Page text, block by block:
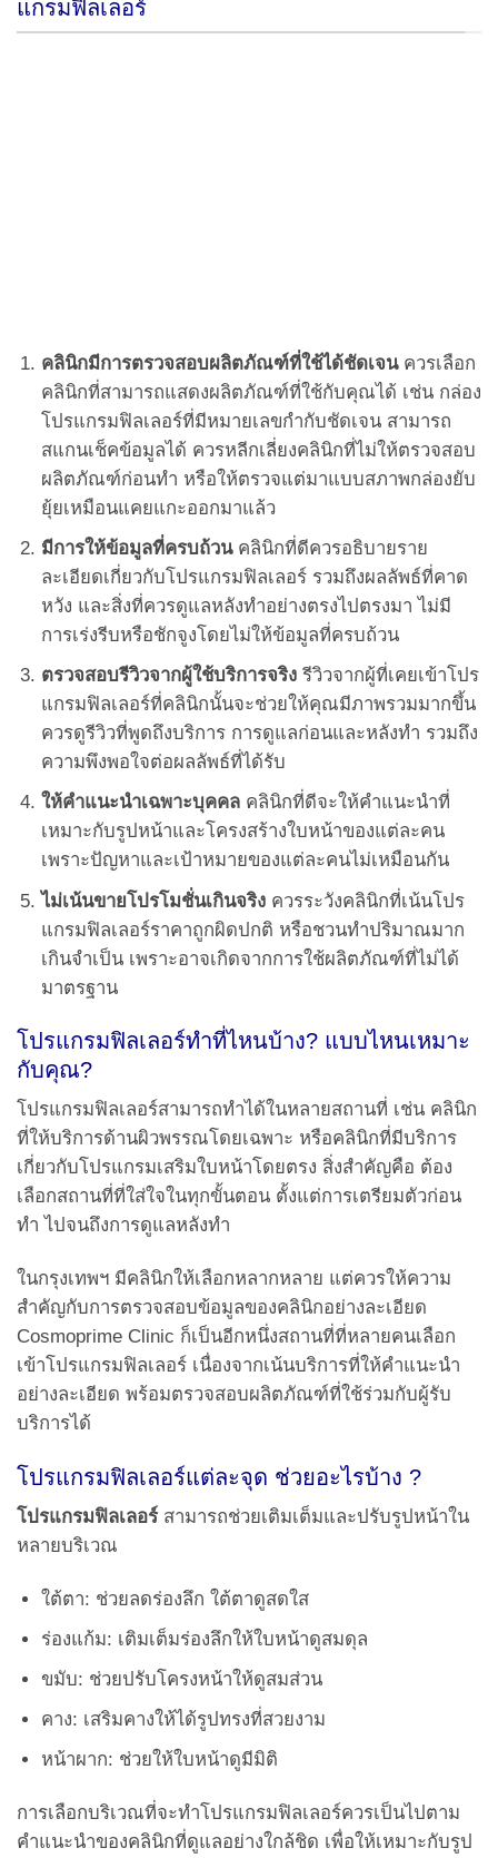
แกรมฟิลเลอร์
คลินิกมีการตรวจสอบผลิตภัณฑ์ที่ใช้ได้ชัดเจน ควรเลือก
คลินิกที่สามารถแสดงผลิตภัณฑ์ที่ใช้กับคุณได้ เช่น กล่อง
โปรแกรมฟิลเลอร์ที่มีหมายเลขกำกับชัดเจน สามารถ
สแกนเช็คข้อมูลได้ ควรหลีกเลี่ยงคลินิกที่ไม่ให้ตรวจสอบ
ผลิตภัณฑ์ก่อนทำ หรือให้ตรวจแต่มาแบบสภาพกล่องยับ
ยุ้ยเหมือนแคยแกะออกมาแล้ว
มีการให้ข้อมูลที่ครบถ้วน คลินิกที่ดีควรอธิบายราย
ละเอียดเกี่ยวกับโปรแกรมฟิลเลอร์ รวมถึงผลลัพธ์ที่คาด
หวัง และสิ่งที่ควรดูแลหลังทำอย่างตรงไปตรงมา ไม่มี
การเร่งรีบหรือชักจูงโดยไม่ให้ข้อมูลที่ครบถ้วน
ตรวจสอบรีวิวจากผู้ใช้บริการจริง รีวิวจากผู้ที่เคยเข้าโปร
แกรมฟิลเลอร์ที่คลินิกนั้นจะช่วยให้คุณมีภาพรวมมากขึ้น
ควรดูรีวิวที่พูดถึงบริการ การดูแลก่อนและหลังทำ รวมถึง
ความพึงพอใจต่อผลลัพธ์ที่ได้รับ
ให้คำแนะนำเฉพาะบุคคล คลินิกที่ดีจะให้คำแนะนำที่
เหมาะกับรูปหน้าและโครงสร้างใบหน้าของแต่ละคน
เพราะปัญหาและเป้าหมายของแต่ละคนไม่เหมือนกัน
ไม่เน้นขายโปรโมชั่นเกินจริง ควรระวังคลินิกที่เน้นโปร
แกรมฟิลเลอร์ราคาถูกผิดปกติ หรือชวนทำปริมาณมาก
เกินจำเป็น เพราะอาจเกิดจากการใช้ผลิตภัณฑ์ที่ไม่ได้
มาตรฐาน
โปรแกรมฟิลเลอร์ทำที่ไหนบ้าง? แบบไหนเหมาะ
กับคุณ?
โปรแกรมฟิลเลอร์สามารถทำได้ในหลายสถานที่ เช่น คลินิก
ที่ให้บริการด้านผิวพรรณโดยเฉพาะ หรือคลินิกที่มีบริการ
เกี่ยวกับโปรแกรมเสริมใบหน้าโดยตรง สิ่งสำคัญคือ ต้อง
เลือกสถานที่ที่ใส่ใจในทุกขั้นตอน ตั้งแต่การเตรียมตัวก่อน
ทำ ไปจนถึงการดูแลหลังทำ
ในกรุงเทพฯ มีคลินิกให้เลือกหลากหลาย แต่ควรให้ความ
สำคัญกับการตรวจสอบข้อมูลของคลินิกอย่างละเอียด
Cosmoprime Clinic ก็เป็นอีกหนึ่งสถานที่ที่หลายคนเลือก
เข้าโปรแกรมฟิลเลอร์ เนื่องจากเน้นบริการที่ให้คำแนะนำ
อย่างละเอียด พร้อมตรวจสอบผลิตภัณฑ์ที่ใช้ร่วมกับผู้รับ
บริการได้
โปรแกรมฟิลเลอร์แต่ละจุด ช่วยอะไรบ้าง ?
โปรแกรมฟิลเลอร์สามารถช่วยเติมเต็มและปรับรูปหน้าใน
หลายบริเวณ
ใต้ตา: ช่วยลดร่องลึก ใต้ตาดูสดใส
ร่องแก้ม: เติมเต็มร่องลึกให้ใบหน้าดูสมดุล
ขมับ: ช่วยปรับโครงหน้าให้ดูสมส่วน
คาง: เสริมคางให้ได้รูปทรงที่สวยงาม
หน้าผาก: ช่วยให้ใบหน้าดูมีมิติ
การเลือกบริเวณที่จะทำโปรแกรมฟิลเลอร์ควรเป็นไปตาม
คำแนะนำของคลินิกที่ดูแลอย่างใกล้ชิด เพื่อให้เหมาะกับรูป